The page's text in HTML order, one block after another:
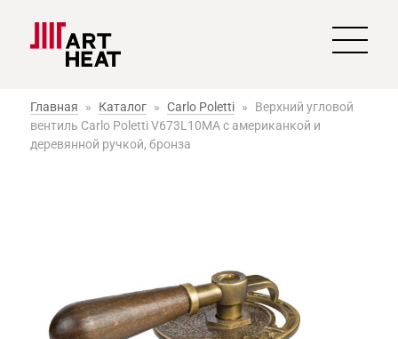
Главная » Каталог » Carlo Poletti »
Верхний угловой
вентиль Carlo Poletti V673L10MA с американкой и
деревянной ручкой, бронза